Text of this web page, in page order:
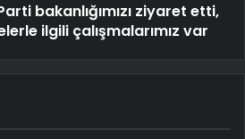
bakanlığımızı ziyaret etti,
ilgili çalışmalarımız var